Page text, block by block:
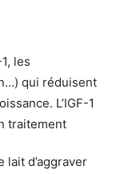
les
qui réduisent
L’IGF-1
traitement
lait d’aggraver